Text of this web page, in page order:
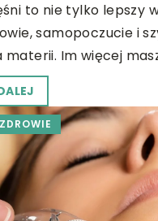
to nie tylko lepszy
samopoczucie i
materii. Im więcej